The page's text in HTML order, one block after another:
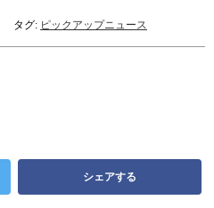
タグ: ピックアップニュース
シェアする